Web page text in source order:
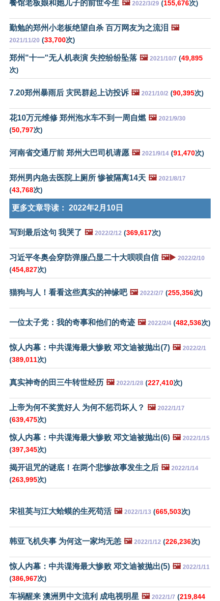
餐馆老板娘和她儿子的前世今生 🖼️ 2022/3/29 (155,676次)
勤勉的郑州小老板绝望自杀 百万网友为之流泪 🖼️
2021/11/20 (33,700次)
郑州"十一"无人机表演 失控纷纷坠落 🖼️ 2021/10/7 (49,895
次)
7.20郑州暴雨后 灾民群起上访投诉 🖼️ 2021/10/2 (90,395次)
花10万元维修 郑州泡水车不到一周自燃 🖼️ 2021/9/30
(50,797次)
河南省交通厅前 郑州大巴司机请愿 🖼️ 2021/9/14 (91,470次)
郑州男内急去医院上厕所 惨被隔离14天 🖼️ 2021/8/17
(43,768次)
更多文章导读： 2022年2月10日
写到最后这句 我哭了 🖼️ 2022/2/12 (369,617次)
习近平冬奥会穿防弹服凸显二十大呗呗自信 🖼️▶️ 2022/2/10
(454,827次)
猫狗与人！看看这些真实的神缘吧 🖼️ 2022/2/7 (255,356次)
一位太子党：我的奇事和他们的奇迹 🖼️ 2022/2/4 (482,536次)
惊人内幕：中共谍海最大惨败 邓文迪被抛出(7) 🖼️ 2022/2/1
(389,011次)
真实神奇的田三牛转世经历 🖼️ 2022/1/28 (227,410次)
上帝为何不奖赏好人 为何不惩罚坏人？ 🖼️ 2022/1/17
(639,475次)
惊人内幕：中共谍海最大惨败 邓文迪被抛出(6) 🖼️ 2022/1/15
(397,345次)
揭开诅咒的谜底！在两个悲惨故事发生之后 🖼️ 2022/1/14
(263,995次)
宋祖英与江大蛤蟆的生死苟活 🖼️ 2022/1/13 (665,503次)
韩亚飞机失事 为何这一家均无恙 🖼️ 2022/1/12 (226,236次)
惊人内幕：中共谍海最大惨败 邓文迪被抛出(5) 🖼️ 2022/1/11
(386,967次)
车祸醒来 澳洲男中文流利 成电视明星 🖼️ 2022/1/7 (219,844